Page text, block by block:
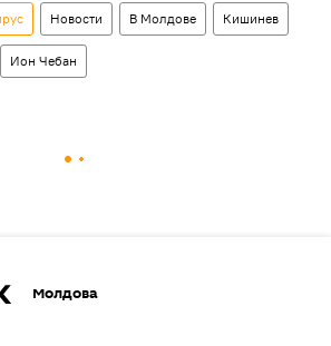
Новости В Молдове Кишинев
Ион Чебан
Молдова